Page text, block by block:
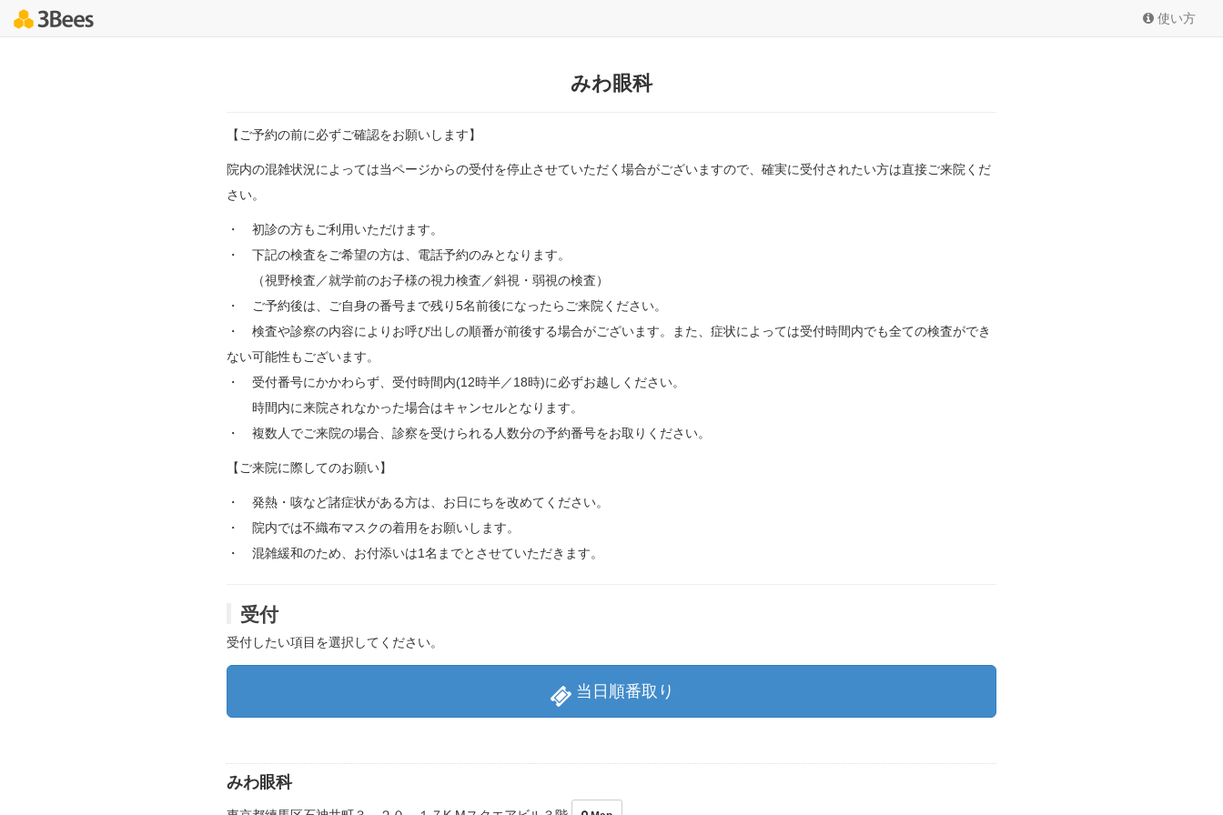
使い方
みわ眼科
【ご予約の前に必ずご確認をお願いします】
院内の混雑状況によっては当ページからの受付を停止させていただく場合がございますので、確実に受付されたい方は直接ご来院くだ
さい。
・ 初診の方もご利用いただけます。
・ 下記の検査をご希望の方は、電話予約のみとなります。
（視野検査／就学前のお子様の視力検査／斜視・弱視の検査）
・ ご予約後は、ご自身の番号まで残り5名前後になったらご来院ください。
・ 検査や診察の内容によりお呼び出しの順番が前後する場合がございます。また、症状によっては受付時間内でも全ての検査ができ
ない可能性もございます。
・ 受付番号にかかわらず、受付時間内(12時半／18時)に必ずお越しください。
時間内に来院されなかった場合はキャンセルとなります。
・ 複数人でご来院の場合、診察を受けられる人数分の予約番号をお取りください。
【ご来院に際してのお願い】
・ 発熱・咳など諸症状がある方は、お日にちを改めてください。
・ 院内では不織布マスクの着用をお願いします。
・ 混雑緩和のため、お付添いは1名までとさせていただきます。
受付
受付したい項目を選択してください。
当日順番取り
みわ眼科